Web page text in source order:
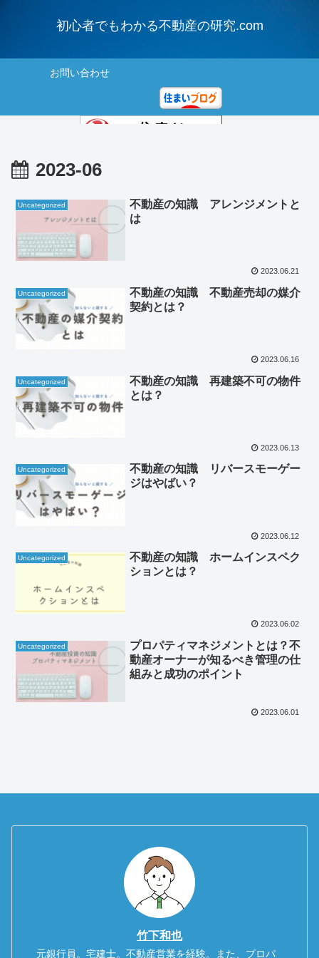
初心者でもわかる不動産の研究.com
お問い合わせ
2023-06
Uncategorized
不動産の知識 アレンジメントと
は
2023.06.21
Uncategorized
不動産の知識 不動産売却の媒介
契約とは？
2023.06.16
Uncategorized
不動産の知識 再建築不可の物件
とは？
2023.06.13
Uncategorized
不動産の知識 リバースモーゲー
ジはやばい？
2023.06.12
Uncategorized
不動産の知識 ホームインスペク
ションとは？
2023.06.02
Uncategorized
プロパティマネジメントとは？不
動産オーナーが知るべき管理の仕
組みと成功のポイント
2023.06.01
竹下和也
元銀行員。宅建士。不動産営業を経験。また、プロパ